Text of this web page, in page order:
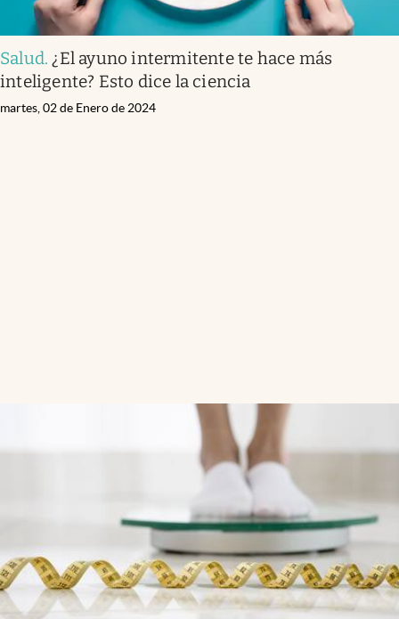
Salud. ¿El ayuno intermitente te hace más
inteligente? Esto dice la ciencia
martes, 02 de Enero de 2024